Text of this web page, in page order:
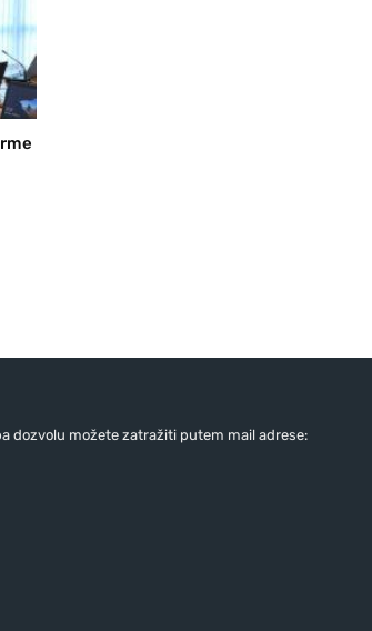
dozvolu možete zatražiti putem mail adrese: